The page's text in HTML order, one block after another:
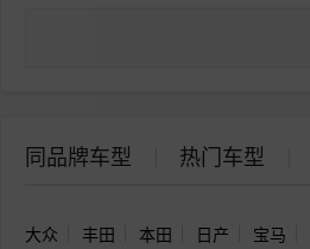
同品牌车型 热门车型
大众 丰田 本田 日产 宝马